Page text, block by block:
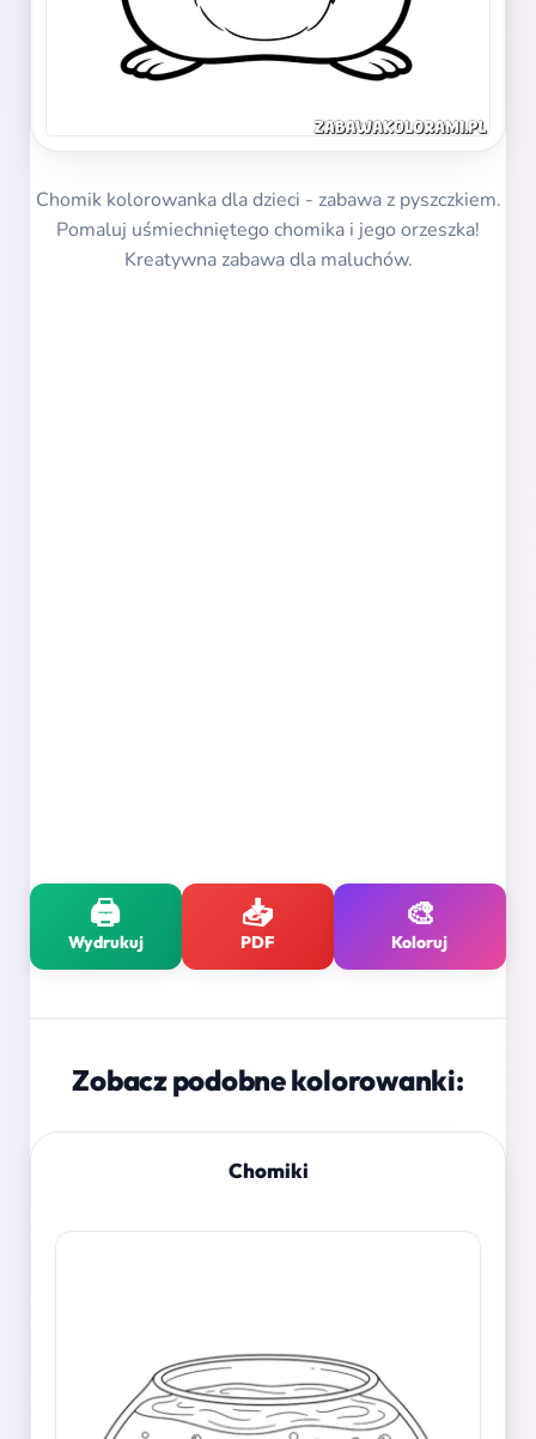
Chomik kolorowanka dla dzieci - zabawa z pyszczkiem.
Pomaluj uśmiechniętego chomika i jego orzeszka!
Kreatywna zabawa dla maluchów.
🖨️
Wydrukuj
📥
PDF
🎨
Koloruj
Zobacz podobne kolorowanki:
Chomiki